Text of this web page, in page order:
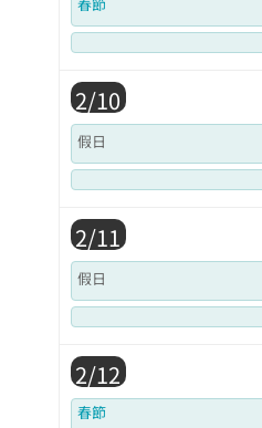
2/10
假日
2/11
假日
2/12
春節